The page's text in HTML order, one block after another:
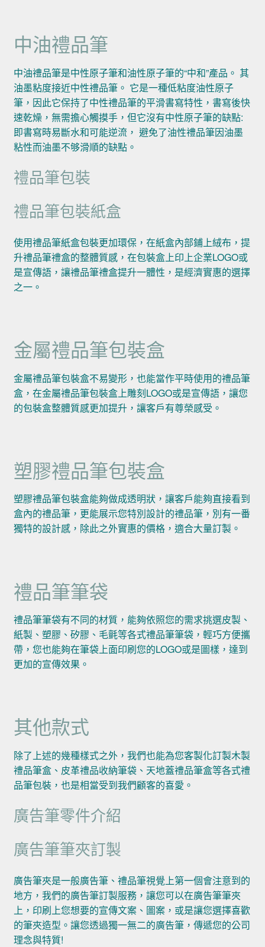
中油禮品筆
中油禮品筆是中性原子筆和油性原子筆的“中和”產品。 其
油墨粘度接近中性禮品筆。 它是一種低粘度油性原子
筆，因此它保持了中性禮品筆的平滑書寫特性，書寫後快
速乾燥，無需擔心觸摸手，但它沒有中性原子筆的缺點:
即書寫時易斷水和可能逆流， 避免了油性禮品筆因油墨
粘性而油墨不够滑順的缺點。
禮品筆包裝
禮品筆包裝紙盒
使用禮品筆紙盒包裝更加環保，在紙盒內部鋪上絨布，提
升禮品筆禮盒的整體質感，在包裝盒上印上企業LOGO或
是宣傳語，讓禮品筆禮盒提升一體性，是經濟實惠的選擇
之一。
金屬禮品筆包裝盒
金屬禮品筆包裝盒不易變形，也能當作平時使用的禮品筆
盒，在金屬禮品筆包裝盒上雕刻LOGO或是宣傳語，讓您
的包裝盒整體質感更加提升，讓客戶有尊榮感受。
塑膠禮品筆包裝盒
塑膠禮品筆包裝盒能夠做成透明狀，讓客戶能夠直接看到
盒內的禮品筆，更能展示您特別設計的禮品筆，別有一番
獨特的設計感，除此之外實惠的價格，適合大量訂製。
禮品筆筆袋
禮品筆筆袋有不同的材質，能夠依照您的需求挑選皮製、
紙製、塑膠、矽膠、毛氈等各式禮品筆筆袋，輕巧方便攜
帶，您也能夠在筆袋上面印刷您的LOGO或是圖樣，達到
更加的宣傳效果。
其他款式
除了上述的幾種樣式之外，我們也能為您客製化訂製木製
禮品筆盒、皮革禮品收納筆袋、天地蓋禮品筆盒等各式禮
品筆包裝，也是相當受到我們顧客的喜愛。
廣告筆零件介紹
廣告筆筆夾訂製
廣告筆夾是一般廣告筆、禮品筆視覺上第一個會注意到的
地方，我們的廣告筆訂製服務，讓您可以在廣告筆筆夾
上，印刷上您想要的宣傳文案、圖案，或是讓您選擇喜歡
的筆夾造型。讓您透過獨一無二的廣告筆，傳遞您的公司
理念與特質!